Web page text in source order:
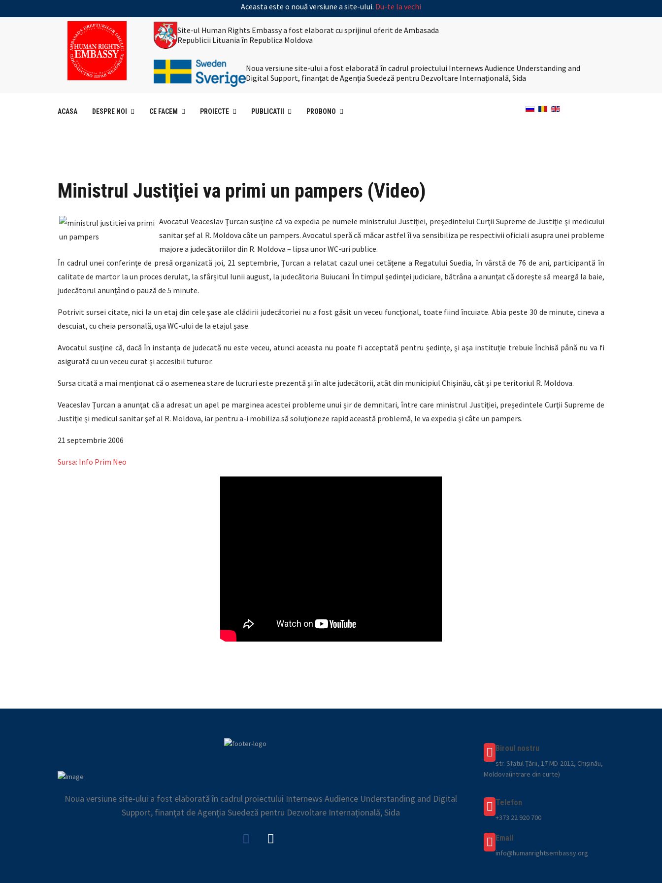
Aceasta este o nouă versiune a site-ului. Du-te la vechi
Site-ul Human Rights Embassy a fost elaborat cu sprijinul oferit de Ambasada
Republicii Lituania în Republica Moldova
Noua versiune site-ului a fost elaborată în cadrul proiectului Internews Audience Understanding and
Digital Support, finanţat de Agenția Suedeză pentru Dezvoltare Internațională, Sida
ACASA DESPRE NOI CE FACEM PROIECTE PUBLICATII PROBONO
Ministrul Justiţiei va primi un pampers (Video)
Avocatul Veaceslav Ţurcan susţine că va expedia pe numele ministrului Justiţiei, preşedintelui Curţii Supreme de Justiţie şi medicului
sanitar şef al R. Moldova câte un pampers. Avocatul speră că măcar astfel îi va sensibiliza pe respectivii oficiali asupra unei probleme
majore a judecătoriilor din R. Moldova – lipsa unor WC-uri publice.
În cadrul unei conferinţe de presă organizată joi, 21 septembrie, Ţurcan a relatat cazul unei cetăţene a Regatului Suedia, în vârstă de 76 de ani, participantă în
calitate de martor la un proces derulat, la sfârşitul lunii august, la judecătoria Buiucani. În timpul şedinţei judiciare, bătrâna a anunţat că doreşte să meargă la baie,
judecătorul anunţând o pauză de 5 minute.
Potrivit sursei citate, nici la un etaj din cele şase ale clădirii judecătoriei nu a fost găsit un veceu funcţional, toate fiind încuiate. Abia peste 30 de minute, cineva a
descuiat, cu cheia personală, uşa WC-ului de la etajul şase.
Avocatul susţine că, dacă în instanţa de judecată nu este veceu, atunci aceasta nu poate fi acceptată pentru şedinţe, şi aşa instituţie trebuie închisă până nu va fi
asigurată cu un veceu curat şi accesibil tuturor.
Sursa citată a mai menţionat că o asemenea stare de lucruri este prezentă şi în alte judecătorii, atât din municipiul Chişinău, cât şi pe teritoriul R. Moldova.
Veaceslav Ţurcan a anunţat că a adresat un apel pe marginea acestei probleme unui şir de demnitari, între care ministrul Justiţiei, preşedintele Curţii Supreme de
Justiţie şi medicul sanitar şef al R. Moldova, iar pentru a-i mobiliza să soluţioneze rapid această problemă, le va expedia şi câte un pampers.
21 septembrie 2006
Sursa: Info Prim Neo
Noua versiune site-ului a fost elaborată în cadrul proiectului Internews Audience Understanding and Digital
Support, finanţat de Agenția Suedeză pentru Dezvoltare Internațională, Sida
Biroul nostru
str. Sfatul Țării, 17 MD-2012, Chișinău,
Moldova(intrare din curte)
Telefon
+373 22 920 700
Email
info@humanrightsembassy.org